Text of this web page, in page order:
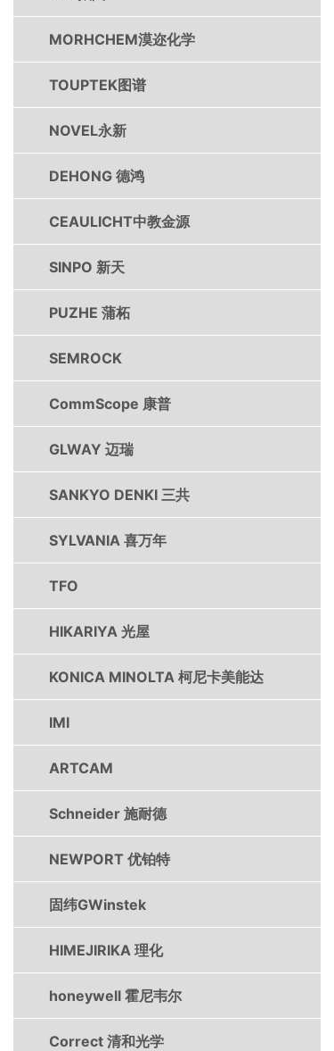
MORHCHEM漠迩化学
TOUPTEK图谱
NOVEL永新
DEHONG 德鸿
CEAULICHT中教金源
SINPO 新天
PUZHE 蒲柘
SEMROCK
CommScope 康普
GLWAY 迈瑞
SANKYO DENKI 三共
SYLVANIA 喜万年
TFO
HIKARIYA 光屋
KONICA MINOLTA 柯尼卡美能达
IMI
ARTCAM
Schneider 施耐德
NEWPORT 优铂特
固纬GWinstek
HIMEJIRIKA 理化
honeywell 霍尼韦尔
Correct 清和光学